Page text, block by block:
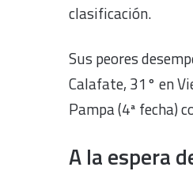
clasificación.
Sus peores
Calafate, 31° en
Pampa (4ª fecha)
A la espera